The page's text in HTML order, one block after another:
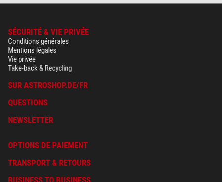
SÉCURITÉ & VIE PRIVÉE
Conditions générales
Mentions légales
Vie privée
Take-back & Recycling
SUR ASTROSHOP.DE/FR
QUESTIONS
NEWSLETTER
OPTIONS DE PAIEMENT
TRANSPORT & RETOURS